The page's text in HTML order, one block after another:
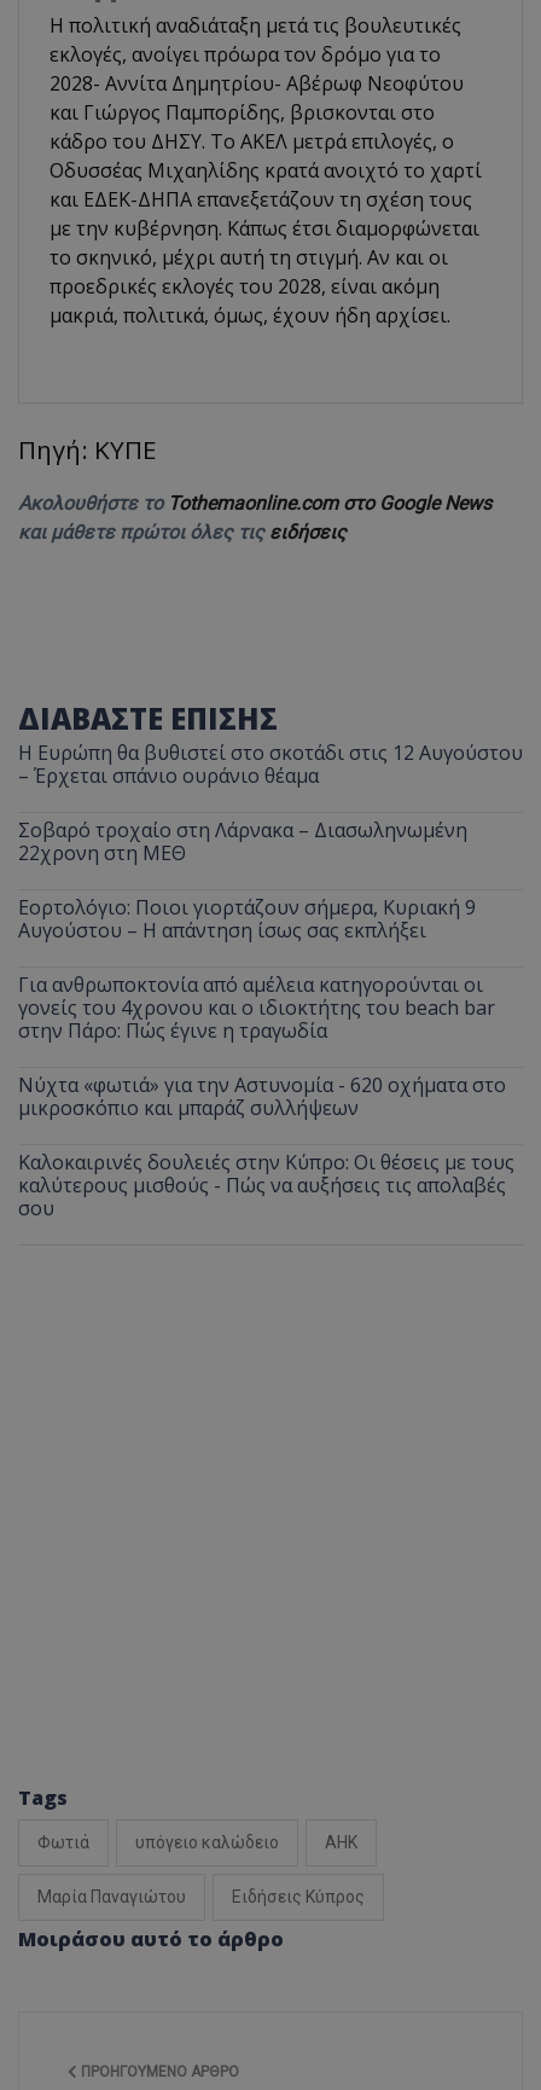
Η πολιτική αναδιάταξη μετά τις βουλευτικές
εκλογές, ανοίγει πρόωρα τον δρόμο για το
2028- Αννίτα Δημητρίου- Αβέρωφ Νεοφύτου
και Γιώργος Παμπορίδης, βρισκονται στο
κάδρο του ΔΗΣΥ. Το ΑΚΕΛ μετρά επιλογές, ο
Οδυσσέας Μιχαηλίδης κρατά ανοιχτό το χαρτί
και ΕΔΕΚ-ΔΗΠΑ επανεξετάζουν τη σχέση τους
με την κυβέρνηση. Κάπως έτσι διαμορφώνεται
το σκηνικό, μέχρι αυτή τη στιγμή. Αν και οι
προεδρικές εκλογές του 2028, είναι ακόμη
μακριά, πολιτικά, όμως, έχουν ήδη αρχίσει.
Πηγή: ΚΥΠΕ
Ακολουθήστε το Tothemaonline.com στο Google News
και μάθετε πρώτοι όλες τις ειδήσεις
ΔΙΑΒΑΣΤΕ ΕΠΙΣΗΣ
Η Ευρώπη θα βυθιστεί στο σκοτάδι στις 12 Αυγούστου
– Έρχεται σπάνιο ουράνιο θέαμα
Σοβαρό τροχαίο στη Λάρνακα – Διασωληνωμένη
22χρονη στη ΜΕΘ
Εορτολόγιο: Ποιοι γιορτάζουν σήμερα, Κυριακή 9
Αυγούστου – Η απάντηση ίσως σας εκπλήξει
Για ανθρωποκτονία από αμέλεια κατηγορούνται οι
γονείς του 4χρονου και ο ιδιοκτήτης του beach bar
στην Πάρο: Πώς έγινε η τραγωδία
Νύχτα «φωτιά» για την Αστυνομία - 620 οχήματα στο
μικροσκόπιο και μπαράζ συλλήψεων
Καλοκαιρινές δουλειές στην Κύπρο: Οι θέσεις με τους
καλύτερους μισθούς - Πώς να αυξήσεις τις απολαβές
σου
Tags
Φωτιά υπόγειο καλώδειο ΑΗΚ
Μαρία Παναγιώτου Ειδήσεις Κύπρος
Μοιράσου αυτό το άρθρο
ΠΡΟΗΓΟΎΜΕΝΟ ΆΡΘΡΟ